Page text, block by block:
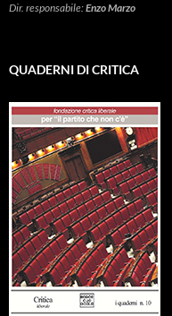
Dir. responsabile:Enzo Marzo
QUADERNI DI CRITICA